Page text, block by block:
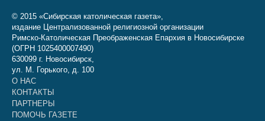
© 2015 «Сибирская католическая газета»,
издание Централизованной религиозной организации
Римско-Католическая Преображенская Епархия в Новосибирске
(ОГРН 1025400007490)
630099 г. Новосибирск,
ул. М. Горького, д. 100
О НАС
КОНТАКТЫ
ПАРТНЕРЫ
ПОМОЧЬ ГАЗЕТЕ